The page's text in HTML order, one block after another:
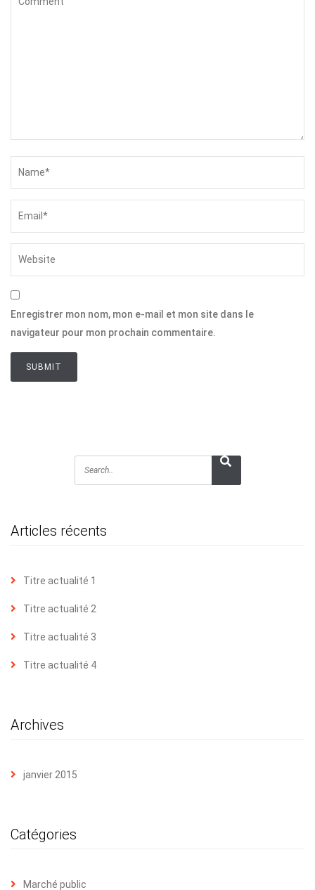
Enregistrer mon nom, mon e-mail et mon site dans le
navigateur pour mon prochain commentaire.
Articles récents
Titre actualité 1
Titre actualité 2
Titre actualité 3
Titre actualité 4
Archives
janvier 2015
Catégories
Marché public